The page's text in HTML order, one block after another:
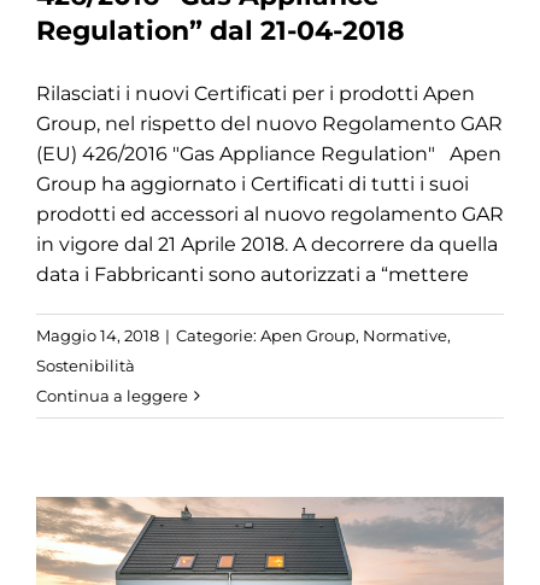
Regulation” dal 21-04-2018
Rilasciati i nuovi Certificati per i prodotti Apen
Group, nel rispetto del nuovo Regolamento GAR
(EU) 426/2016 "Gas Appliance Regulation" Apen
Group ha aggiornato i Certificati di tutti i suoi
prodotti ed accessori al nuovo regolamento GAR
in vigore dal 21 Aprile 2018. A decorrere da quella
data i Fabbricanti sono autorizzati a “mettere
Maggio 14, 2018 | Categorie: Apen Group, Normative,
Sostenibilità
Continua a leggere